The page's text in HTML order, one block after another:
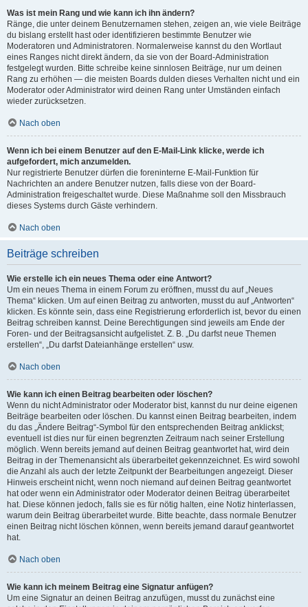
Was ist mein Rang und wie kann ich ihn ändern?
Ränge, die unter deinem Benutzernamen stehen, zeigen an, wie viele Beiträge
du bislang erstellt hast oder identifizieren bestimmte Benutzer wie
Moderatoren und Administratoren. Normalerweise kannst du den Wortlaut
eines Ranges nicht direkt ändern, da sie von der Board-Administration
festgelegt wurden. Bitte schreibe keine sinnlosen Beiträge, nur um deinen
Rang zu erhöhen — die meisten Boards dulden dieses Verhalten nicht und ein
Moderator oder Administrator wird deinen Rang unter Umständen einfach
wieder zurücksetzen.
Nach oben
Wenn ich bei einem Benutzer auf den E-Mail-Link klicke, werde ich
aufgefordert, mich anzumelden.
Nur registrierte Benutzer dürfen die foreninterne E-Mail-Funktion für
Nachrichten an andere Benutzer nutzen, falls diese von der Board-
Administration freigeschaltet wurde. Diese Maßnahme soll den Missbrauch
dieses Systems durch Gäste verhindern.
Nach oben
Beiträge schreiben
Wie erstelle ich ein neues Thema oder eine Antwort?
Um ein neues Thema in einem Forum zu eröffnen, musst du auf „Neues
Thema“ klicken. Um auf einen Beitrag zu antworten, musst du auf „Antworten“
klicken. Es könnte sein, dass eine Registrierung erforderlich ist, bevor du einen
Beitrag schreiben kannst. Deine Berechtigungen sind jeweils am Ende der
Foren- und der Beitragsansicht aufgelistet. Z. B. „Du darfst neue Themen
erstellen“, „Du darfst Dateianhänge erstellen“ usw.
Nach oben
Wie kann ich einen Beitrag bearbeiten oder löschen?
Wenn du nicht Administrator oder Moderator bist, kannst du nur deine eigenen
Beiträge bearbeiten oder löschen. Du kannst einen Beitrag bearbeiten, indem
du das „Ändere Beitrag“-Symbol für den entsprechenden Beitrag anklickst;
eventuell ist dies nur für einen begrenzten Zeitraum nach seiner Erstellung
möglich. Wenn bereits jemand auf deinen Beitrag geantwortet hat, wird dein
Beitrag in der Themenansicht als überarbeitet gekennzeichnet. Es wird sowohl
die Anzahl als auch der letzte Zeitpunkt der Bearbeitungen angezeigt. Dieser
Hinweis erscheint nicht, wenn noch niemand auf deinen Beitrag geantwortet
hat oder wenn ein Administrator oder Moderator deinen Beitrag überarbeitet
hat. Diese können jedoch, falls sie es für nötig halten, eine Notiz hinterlassen,
warum dein Beitrag überarbeitet wurde. Bitte beachte, dass normale Benutzer
einen Beitrag nicht löschen können, wenn bereits jemand darauf geantwortet
hat.
Nach oben
Wie kann ich meinem Beitrag eine Signatur anfügen?
Um eine Signatur an deinen Beitrag anzufügen, musst du zunächst eine